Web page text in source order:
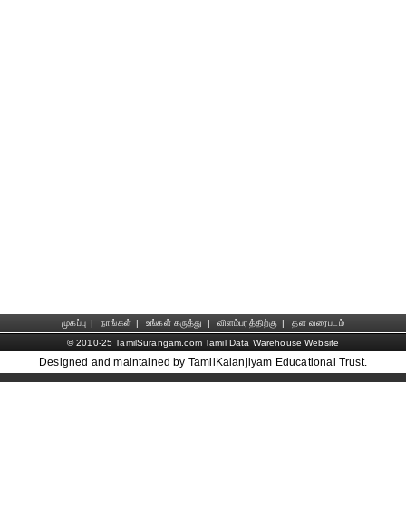
முகப்பு | நாங்கள் | உங்கள் கருத்து | விளம்பரத்திற்கு |
தள வரைபடம்
© 2010-25 TamilSurangam.com Tamil Data Warehouse Website
Designed and maintained by TamilKalanjiyam Educational Trust.